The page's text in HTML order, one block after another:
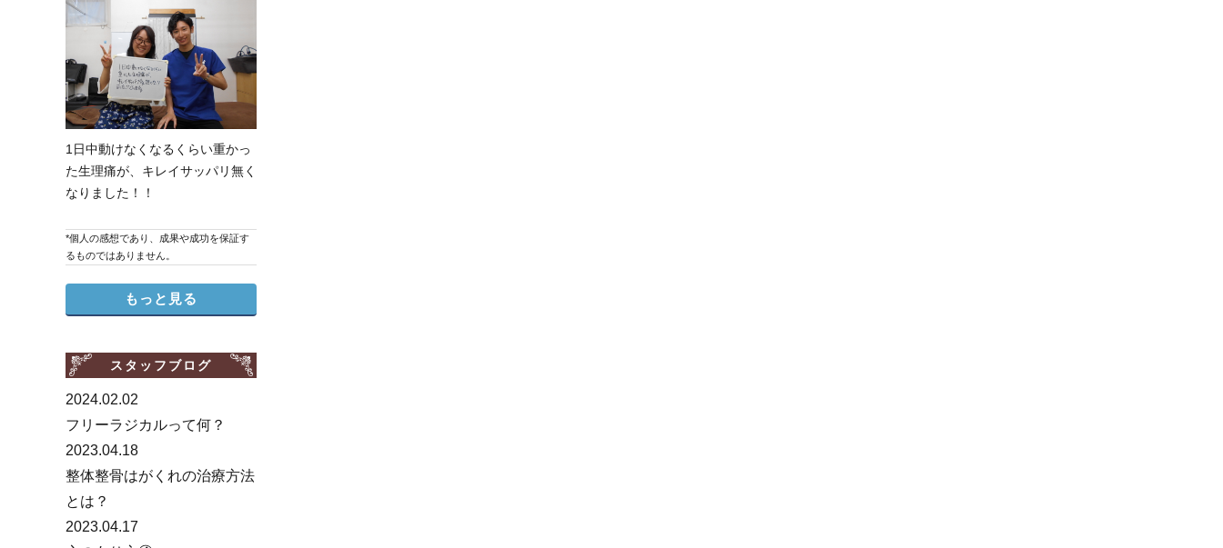
1日中動けなくなるくらい重かっ
た生理痛が、キレイサッパリ無く
なりました！！
*個人の感想であり、成果や成功を保証す
るものではありません。
もっと見る
スタッフブログ
2024.02.02
フリーラジカルって何？
2023.04.18
整体整骨はがくれの治療方法
とは？
2023.04.17